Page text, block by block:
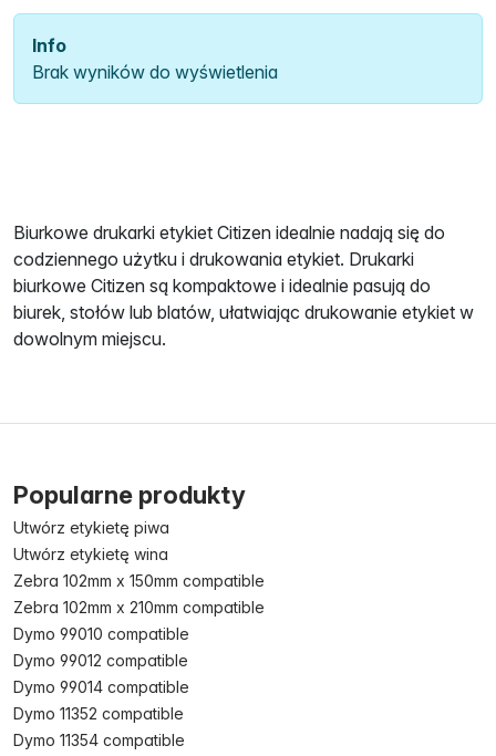
Info
Brak wyników do wyświetlenia
Biurkowe drukarki etykiet Citizen idealnie nadają się do
codziennego użytku i drukowania etykiet. Drukarki
biurkowe Citizen są kompaktowe i idealnie pasują do
biurek, stołów lub blatów, ułatwiając drukowanie etykiet w
dowolnym miejscu.
Popularne produkty
Utwórz etykietę piwa
Utwórz etykietę wina
Zebra 102mm x 150mm compatible
Zebra 102mm x 210mm compatible
Dymo 99010 compatible
Dymo 99012 compatible
Dymo 99014 compatible
Dymo 11352 compatible
Dymo 11354 compatible